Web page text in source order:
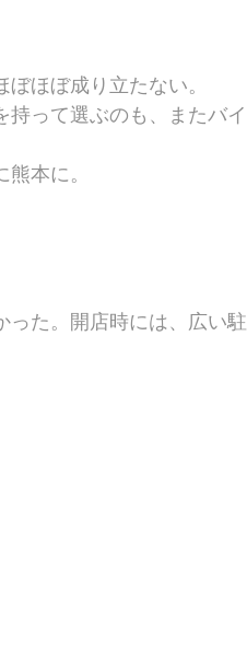
ほぼ成り立たない。
って選ぶのも、またバイ
本に。
った。開店時には、広い駐